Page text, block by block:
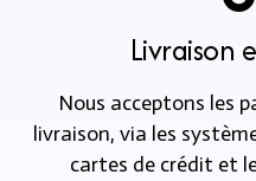
Livraison
Nous acceptons les
livraison, via les
cartes de crédit et